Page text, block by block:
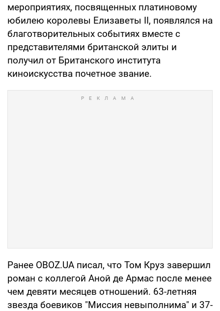
мероприятиях, посвященных платиновому
юбилею королевы Елизаветы II, появлялся на
благотворительных событиях вместе с
представителями британской элиты и
получил от Британского института
киноискусства почетное звание.
Ранее OBOZ.UA писал, что Том Круз завершил
роман с коллегой Аной де Армас после менее
чем девяти месяцев отношений. 63-летняя
звезда боевиков "Миссия невыполнима" и 37-